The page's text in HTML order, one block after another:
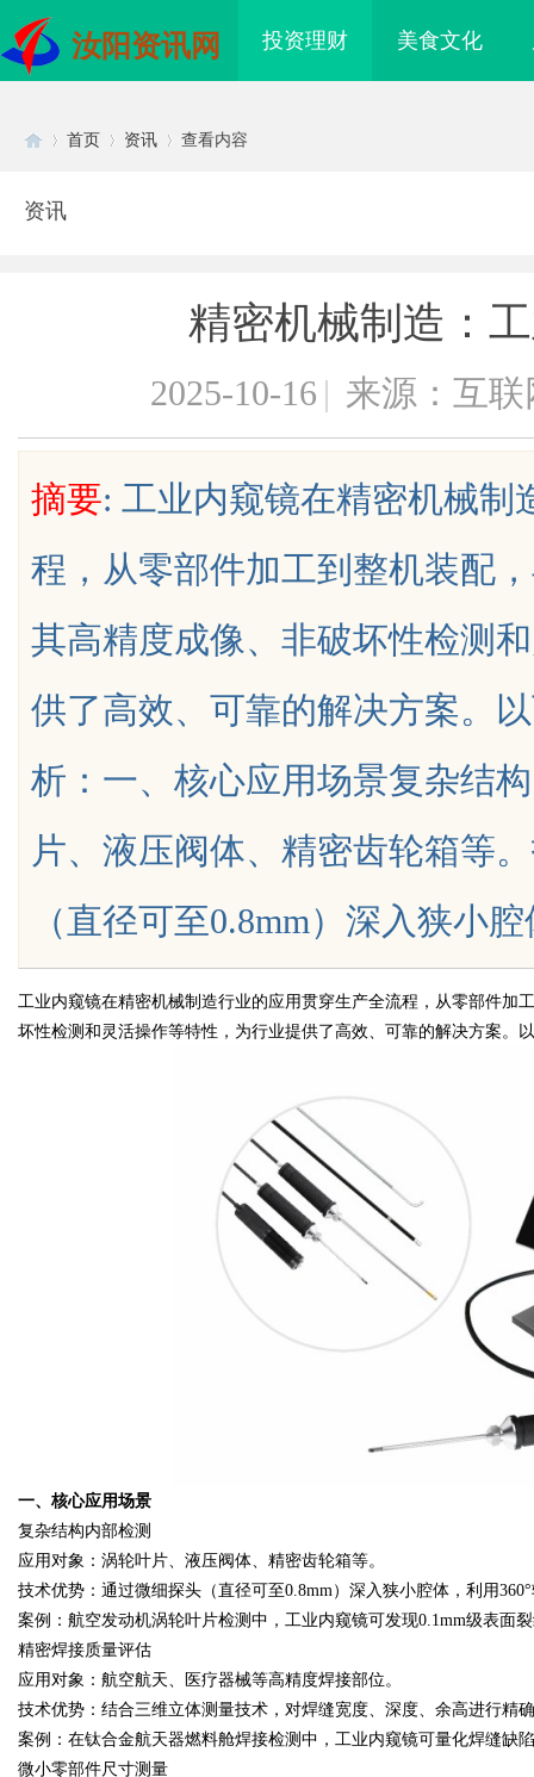
汝阳资讯网 投资理财 美食文化
d
首页 资讯 查看内容
资讯
精密机械制造：
2025-10-16 | 来源：互联
摘要: 工业内窥镜在精密机械制
程，从零部件加工到整机装配
其高精度成像、非破坏性检测
供了高效、可靠的解决方案。
析：一、核心应用场景复杂结
片、液压阀体、精密齿轮箱等
（直径可至0.8mm）深入狭小
工业内窥镜在精密机械制造行业的应用贯穿生产全流程，从零部件加
坏性检测和灵活操作等特性，为行业提供了高效、可靠的解决方案。
一、核心应用场景
复杂结构内部检测
应用对象：涡轮叶片、液压阀体、精密齿轮箱等。
技术优势：通过微细探头（直径可至0.8mm）深入狭小腔体，利用
案例：航空发动机涡轮叶片检测中，工业内窥镜可发现0.1mm级表面
精密焊接质量评估
应用对象：航空航天、医疗器械等高精度焊接部位。
技术优势：结合三维立体测量技术，对焊缝宽度、深度、余高进行精
案例：在钛合金航天器燃料舱焊接检测中，工业内窥镜可量化焊缝缺
微小零部件尺寸测量